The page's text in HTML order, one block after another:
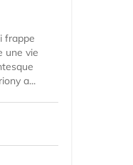
frappe
une vie
a...